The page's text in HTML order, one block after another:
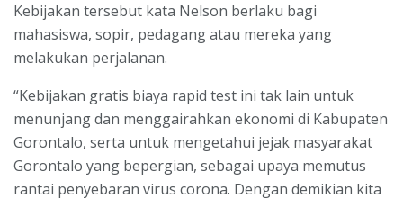
Kebijakan tersebut kata Nelson berlaku bagi
mahasiswa, sopir, pedagang atau mereka yang
melakukan perjalanan.
“Kebijakan gratis biaya rapid test ini tak lain untuk
menunjang dan menggairahkan ekonomi di Kabupaten
Gorontalo, serta untuk mengetahui jejak masyarakat
Gorontalo yang bepergian, sebagai upaya memutus
rantai penyebaran virus corona. Dengan demikian kita